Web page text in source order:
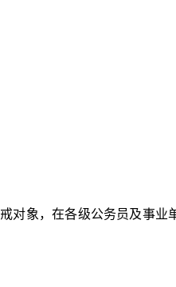
对象，在各级公务员及事业